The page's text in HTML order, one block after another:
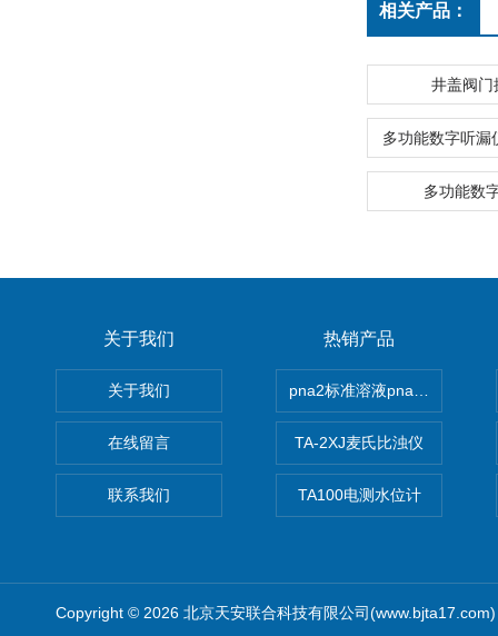
相关产品：
井盖阀门
多功能数字听漏
多功能数
关于我们
关于我们
在线留言
联系我们
热销产品
pna2标准溶液pna3 pna4
TA-2XJ麦氏比浊仪
TA100电测水位计
Copyright © 2026 北京天安联合科技有限公司